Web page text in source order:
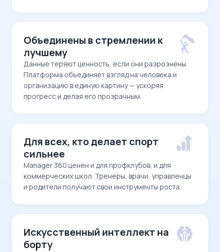
Объединены в стремлении к
лучшему
Данные теряют ценность, если они разрознены.
Платформа объединяет взгляд на человека и
организацию в единую картину — ускоряя
прогресс и делая его прозрачным.
Для всех, кто делает спорт
сильнее
Manager 360 ценен и для профклубов, и для
коммерческих школ. Тренеры, врачи, управленцы
и родители получают свои инструменты роста.
Искусственный интеллект на
борту